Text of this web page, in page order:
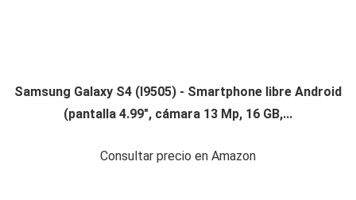
Samsung Galaxy S4 (I9505) - Smartphone libre Android
(pantalla 4.99", cámara 13 Mp, 16 GB,...
Consultar precio en Amazon